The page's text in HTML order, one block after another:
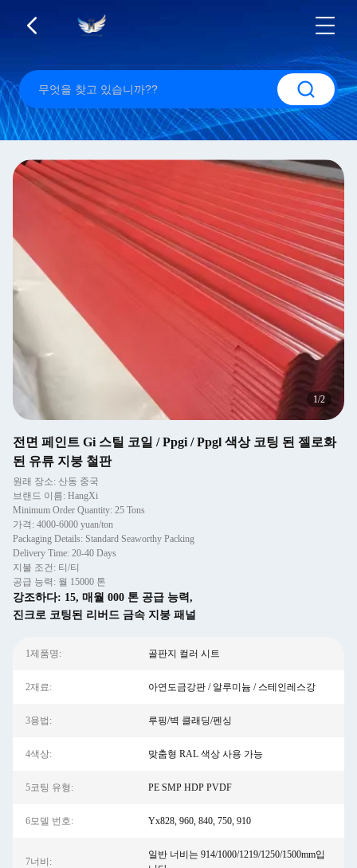
1/2
전면 페인트 Gi 스틸 코일 / Ppgi / Ppgl 색상 코팅 된 젤로화
된 유류 지붕 철판
원래 장소: 산동 중국
브랜드 이름: HangXi
Minimum Order Quantity: 25 Tons
가격: 4000-6000 yuan/ton
Packaging Details: Standard Seaworthy Packing
Delivery Time: 20-40 Days
지불 조건: 티/티
공급 능력: 월 15000 톤
강조하다: 15, 매월 000 톤 공급 능력,
진크로 코팅된 리버드 금속 지붕 패널
1제품명: 골판지 컬러 시트
2재료: 아연도금강판 / 알루미늄 / 스테인레스강
3용법: 루핑/벽 클래딩/펜싱
4색상: 맞춤형 RAL 색상 사용 가능
5코팅 유형: PE SMP HDP PVDF
6모델 번호: Yx828, 960, 840, 750, 910
7너비:
일반 너비는 914/1000/1219/1250/1500mm입